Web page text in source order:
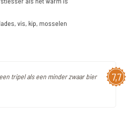
vis, kip, mosselen
7,7
tripel als een minder zwaar bier